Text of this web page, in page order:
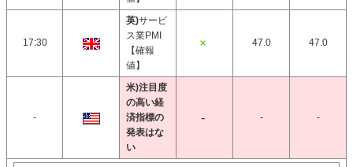
17:30
英)サービ
ス業PMI
【確報
値】
47.0 47.0
-
米)注目度
の高い経
済指標の
発表はな
い
- -